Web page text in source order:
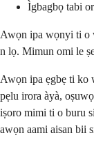
Ìgbagbọ tabi
Awọn ipa wọnyi ti o
n lọ. Mimun omi le
Awọn ipa ẹgbẹ ti ko
pẹlu irora àyà,
iṣoro mimi ti o buru
awọn aami aisan bii